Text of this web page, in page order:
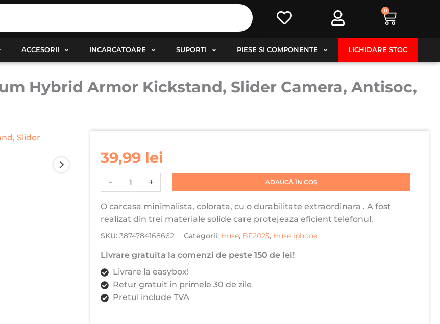
0
Cart
ACCESORII INCARCATOARE SUPORTI PIESE SI COMPONENTE LICHIDARE STOC
Hybrid Armor Kickstand, Slider Camera, Antisoc,
39,99 lei
-
Husa
pentru
iPhone
Premium
Hybrid
Armor
Kickstand,
Slider
Antisoc,
Protectie
Superioara,
+ ADAUGĂ ÎN COȘ
O carcasa minimalista, colorata, cu o durabilitate extraordinara . A fost
realizat din trei materiale solide care protejeaza eficient telefonul.
SKU: 3874784168662 Categorii: Huse, BF2025, Huse iphone
Livrare gratuita la comenzi de peste 150 de lei!
Livrare la easybox!
Retur gratuit in primele 30 de zile
Pretul include TVA